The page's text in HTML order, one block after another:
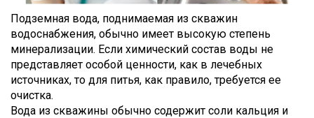
Подземная вода, поднимаемая из скважин
водоснабжения, обычно имеет высокую степень
минерализации. Если химический состав воды не
представляет особой ценности, как в лечебных
источниках, то для питья, как правило, требуется ее
очистка.
Вода из скважины обычно содержит соли кальция и